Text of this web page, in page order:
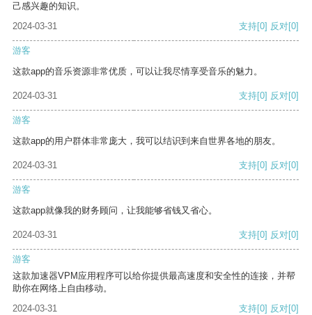
己感兴趣的知识。
2024-03-31
支持[0] 反对[0]
游客
这款app的音乐资源非常优质，可以让我尽情享受音乐的魅力。
2024-03-31 支持[0] 反对[0]
游客
这款app的用户群体非常庞大，我可以结识到来自世界各地的朋友。
2024-03-31 支持[0] 反对[0]
游客
这款app就像我的财务顾问，让我能够省钱又省心。
2024-03-31 支持[0] 反对[0]
游客
这款加速器VPM应用程序可以给你提供最高速度和安全性的连接，并帮
助你在网络上自由移动。
2024-03-31
支持[0] 反对[0]